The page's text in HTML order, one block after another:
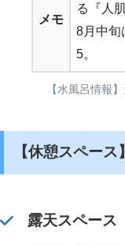
メモ
る『人
8月中旬
5。
【水風呂情報
【休憩スペー
露天スペース